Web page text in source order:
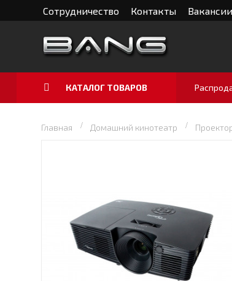
Сотрудничество Контакты Вакансии
КАТАЛОГ ТОВАРОВ
Главная Домашний кинотеатр